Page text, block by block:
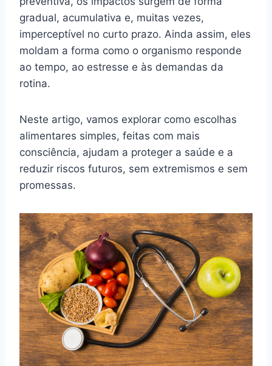
gradual, acumulativa e, muitas vezes,
imperceptível no curto prazo. Ainda assim, eles
moldam a forma como o organismo responde
ao tempo, ao estresse e às demandas da
rotina.
Neste artigo, vamos explorar como escolhas
alimentares simples, feitas com mais
consciência, ajudam a proteger a saúde e a
reduzir riscos futuros, sem extremismos e sem
promessas.